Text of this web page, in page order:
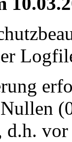
d.h.